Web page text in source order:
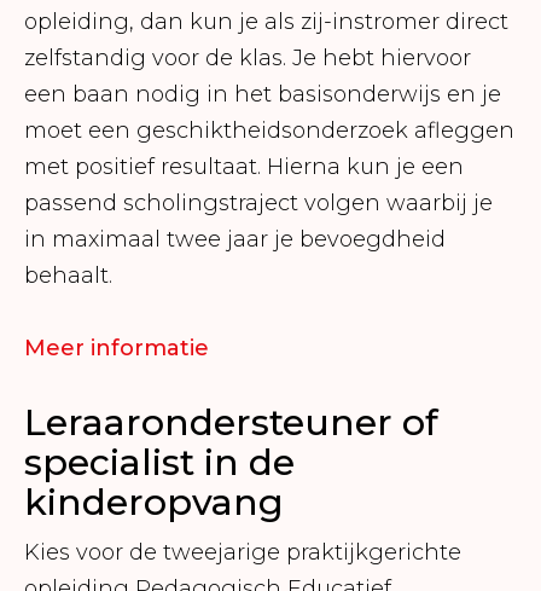
opleiding, dan kun je als zij-instromer direct
zelfstandig voor de klas. Je hebt hiervoor
een baan nodig in het basisonderwijs en je
moet een geschiktheidsonderzoek afleggen
met positief resultaat. Hierna kun je een
passend scholingstraject volgen waarbij je
in maximaal twee jaar je bevoegdheid
behaalt.
Meer informatie
Leraarondersteuner of
specialist in de
kinderopvang
Kies voor de tweejarige praktijkgerichte